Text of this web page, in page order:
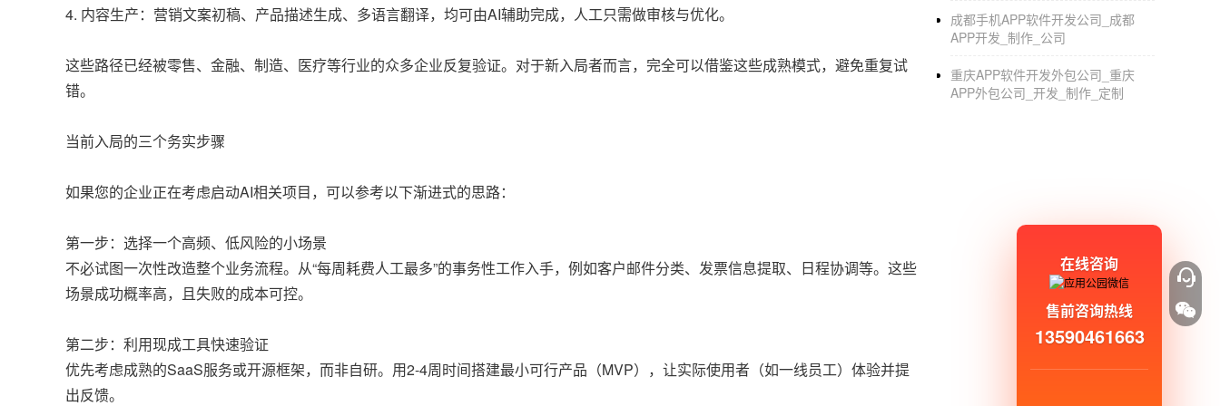
4. 内容生产：营销文案初稿、产品描述生成、多语言翻译，均可由AI辅助完成，人工只需做审核与优化。
这些路径已经被零售、金融、制造、医疗等行业的众多企业反复验证。对于新入局者而言，完全可以借鉴这些成熟模式，避免重复试
错。
当前入局的三个务实步骤
如果您的企业正在考虑启动AI相关项目，可以参考以下渐进式的思路：
第一步：选择一个高频、低风险的小场景
不必试图一次性改造整个业务流程。从“每周耗费人工最多”的事务性工作入手，例如客户邮件分类、发票信息提取、日程协调等。这些
场景成功概率高，且失败的成本可控。
第二步：利用现成工具快速验证
优先考虑成熟的SaaS服务或开源框架，而非自研。用2-4周时间搭建最小可行产品（MVP），让实际使用者（如一线员工）体验并提
出反馈。
成都手机APP软件开发公司_成都
APP开发_制作_公司
重庆APP软件开发外包公司_重庆
APP外包公司_开发_制作_定制
在线咨询
售前咨询热线
13590461663